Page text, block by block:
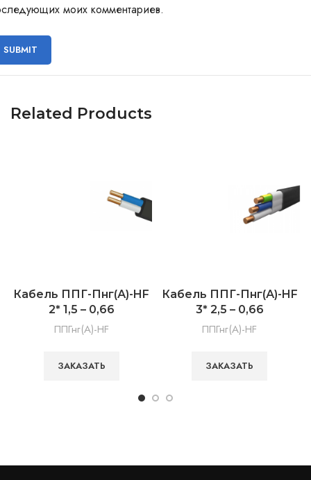
моих комментариев.
Related Products
Кабель ППГ-Пнг(А)-HF
2* 1,5 – 0,66
ППГнг(А)-HF
ЗАКАЗАТЬ
Кабель ППГ-Пнг(А)-HF
3* 2,5 – 0,66
ППГнг(А)-HF
ЗАКАЗАТЬ